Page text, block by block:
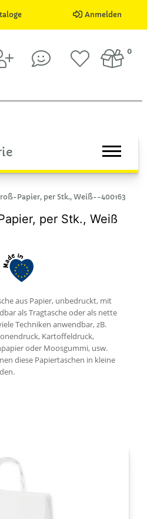
Anmelden
0
Papier, per Stk., Weiß--400163
per Stk., Weiß
aus Papier, unbedruckt, mit
als Tragtasche oder als nette
Techniken anwendbar, zB.
Kartoffeldruck,
oder Moosgummi, usw.
diese Papiertaschen in kleine